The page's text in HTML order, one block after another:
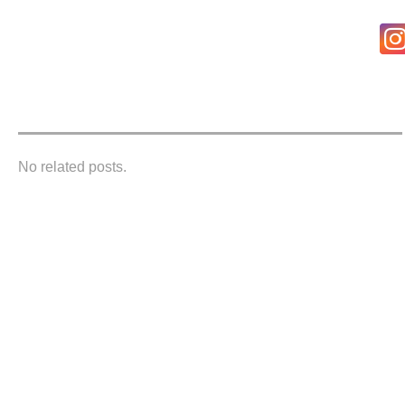
No related posts.